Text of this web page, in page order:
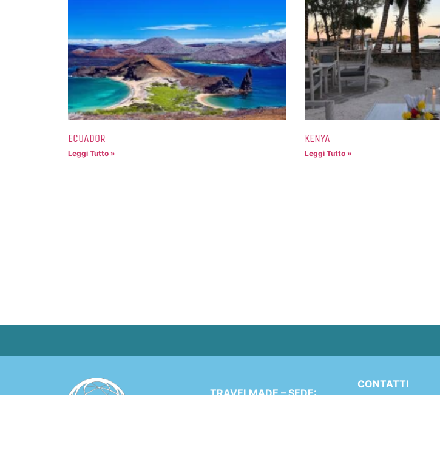
ECUADOR
Leggi Tutto »
KENYA
Leggi Tutto »
TRAVELMADE – SEDE:
CONTATTI
+41 91 2207618